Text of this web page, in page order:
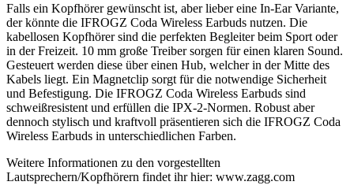
Falls ein Kopfhörer gewünscht ist, aber lieber eine In-Ear Variante,
der könnte die IFROGZ Coda Wireless Earbuds nutzen. Die
kabellosen Kopfhörer sind die perfekten Begleiter beim Sport oder
in der Freizeit. 10 mm große Treiber sorgen für einen klaren Sound.
Gesteuert werden diese über einen Hub, welcher in der Mitte des
Kabels liegt. Ein Magnetclip sorgt für die notwendige Sicherheit
und Befestigung. Die IFROGZ Coda Wireless Earbuds sind
schweißresistent und erfüllen die IPX-2-Normen. Robust aber
dennoch stylisch und kraftvoll präsentieren sich die IFROGZ Coda
Wireless Earbuds in unterschiedlichen Farben.
Weitere Informationen zu den vorgestellten
Lautsprechern/Kopfhörern findet ihr hier: www.zagg.com